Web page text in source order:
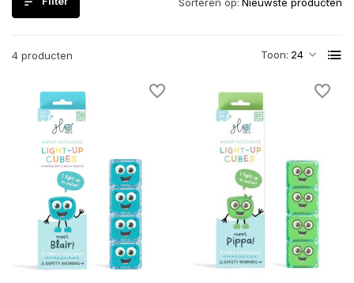
4 producten Toon: